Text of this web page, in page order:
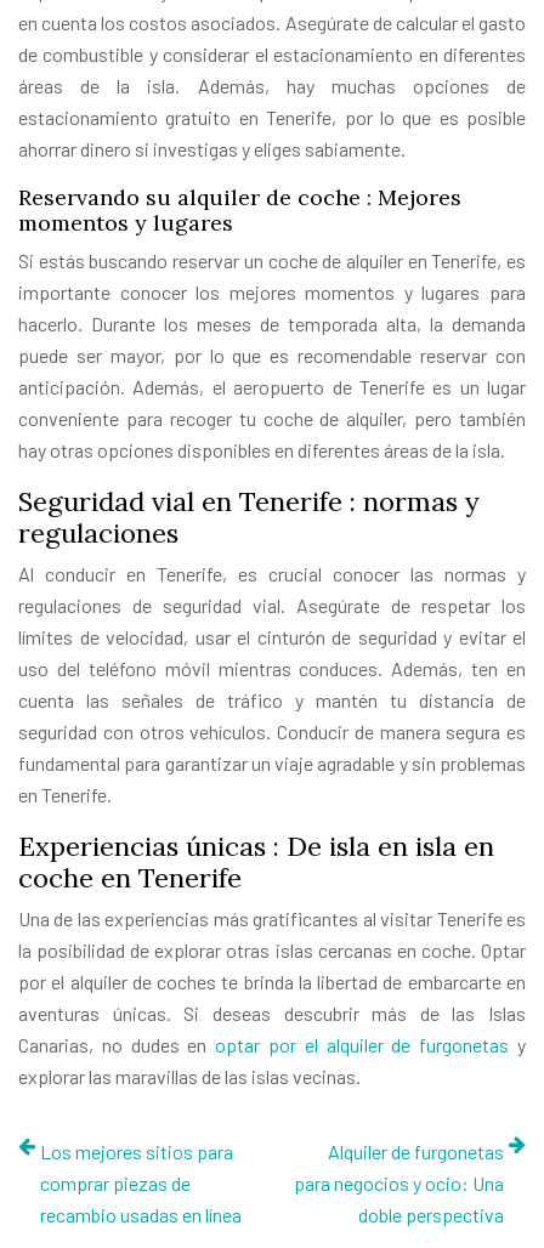
en cuenta los costos asociados. Asegúrate de calcular el gasto
de combustible y considerar el estacionamiento en diferentes
áreas de la isla. Además, hay muchas opciones de
estacionamiento gratuito en Tenerife, por lo que es posible
ahorrar dinero si investigas y eliges sabiamente.
Reservando su alquiler de coche : Mejores
momentos y lugares
Si estás buscando reservar un coche de alquiler en Tenerife, es
importante conocer los mejores momentos y lugares para
hacerlo. Durante los meses de temporada alta, la demanda
puede ser mayor, por lo que es recomendable reservar con
anticipación. Además, el aeropuerto de Tenerife es un lugar
conveniente para recoger tu coche de alquiler, pero también
hay otras opciones disponibles en diferentes áreas de la isla.
Seguridad vial en Tenerife : normas y
regulaciones
Al conducir en Tenerife, es crucial conocer las normas y
regulaciones de seguridad vial. Asegúrate de respetar los
límites de velocidad, usar el cinturón de seguridad y evitar el
uso del teléfono móvil mientras conduces. Además, ten en
cuenta las señales de tráfico y mantén tu distancia de
seguridad con otros vehículos. Conducir de manera segura es
fundamental para garantizar un viaje agradable y sin problemas
en Tenerife.
Experiencias únicas : De isla en isla en
coche en Tenerife
Una de las experiencias más gratificantes al visitar Tenerife es
la posibilidad de explorar otras islas cercanas en coche. Optar
por el alquiler de coches te brinda la libertad de embarcarte en
aventuras únicas. Si deseas descubrir más de las Islas
Canarias, no dudes enoptar por el alquiler de furgonetas y
explorar las maravillas de las islas vecinas.
Los mejores sitios para
comprar piezas de
recambio usadas en línea
Alquiler de furgonetas
para negocios y ocio: Una
doble perspectiva